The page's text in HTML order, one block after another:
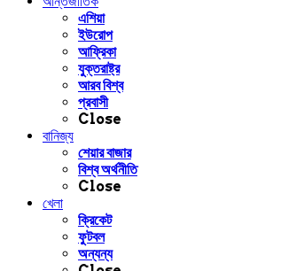
এশিয়া
ইউরোপ
আফ্রিকা
যুক্তরাষ্ট্র
আরব বিশ্ব
প্রবাসী
Close
বানিজ্য
শেয়ার বাজার
বিশ্ব অর্থনীতি
Close
খেলা
ক্রিকেট
ফুটবল
অন্যন্য